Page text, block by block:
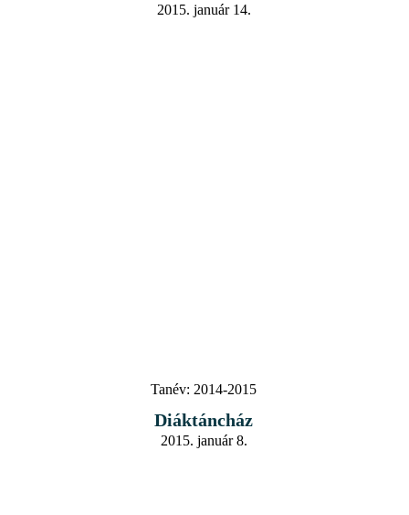
2015. január 14.
Tanév: 2014-2015
Diáktáncház
2015. január 8.